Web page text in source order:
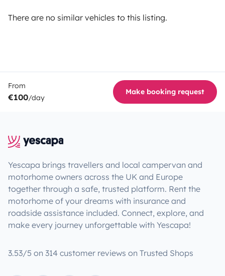
There are no similar vehicles to this listing.
From
€100/day
Make booking request
Yescapa brings travellers and local campervan and
motorhome owners across the UK and Europe
together through a safe, trusted platform. Rent the
motorhome of your dreams with insurance and
roadside assistance included. Connect, explore, and
make every journey unforgettable with Yescapa!
3.53/5 on 314 customer reviews on Trusted Shops